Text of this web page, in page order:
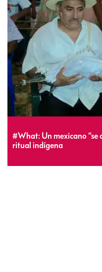
#What: Un mexicano “se
ritual indígena